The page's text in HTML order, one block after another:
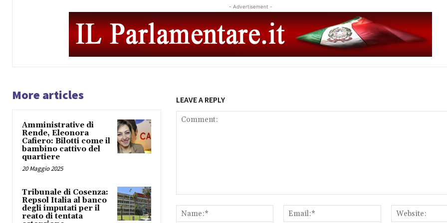
- Advertisement -
More articles
Amministrative di
Rende, Eleonora
Cafiero: Bilotti come il
bambino cattivo del
quartiere
20 Maggio 2025
Tribunale di Cosenza:
Repsol Italia al banco
degli imputati per il
reato di tentata
LEAVE A REPLY
Name:*
Email:*